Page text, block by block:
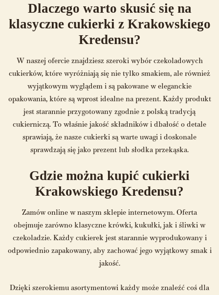
Dlaczego warto skusić się na
klasyczne cukierki z Krakowskiego
Kredensu?
W naszej ofercie znajdziesz szeroki wybór czekoladowych
cukierków, które wyróżniają się nie tylko smakiem, ale również
wyjątkowym wyglądem i są pakowane w eleganckie
opakowania, które są wprost idealne na prezent. Każdy produkt
jest starannie przygotowany zgodnie z polską tradycją
cukierniczą. To właśnie jakość składników i dbałość o detale
sprawiają, że nasze cukierki są warte uwagi i doskonale
sprawdzają się jako prezent lub słodka przekąska.
Gdzie można kupić cukierki
Krakowskiego Kredensu?
Zamów online w naszym sklepie internetowym. Oferta
obejmuje zarówno klasyczne krówki, kukułki, jak i śliwki w
czekoladzie. Każdy cukierek jest starannie wyprodukowany i
odpowiednio zapakowany, aby zachować jego wyjątkowy smak i
jakość.
Dzięki szerokiemu asortymentowi każdy może znaleźć coś dla